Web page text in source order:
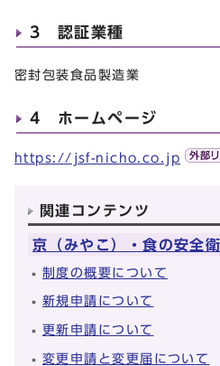
3 認証業種
密封包装食品製造業
4 ホームページ
https://jsf-nicho.co.jp
関連コンテンツ
京（みやこ）・食の安全
制度の概要について
新規申請について
更新申請について
変更申請と変更届について